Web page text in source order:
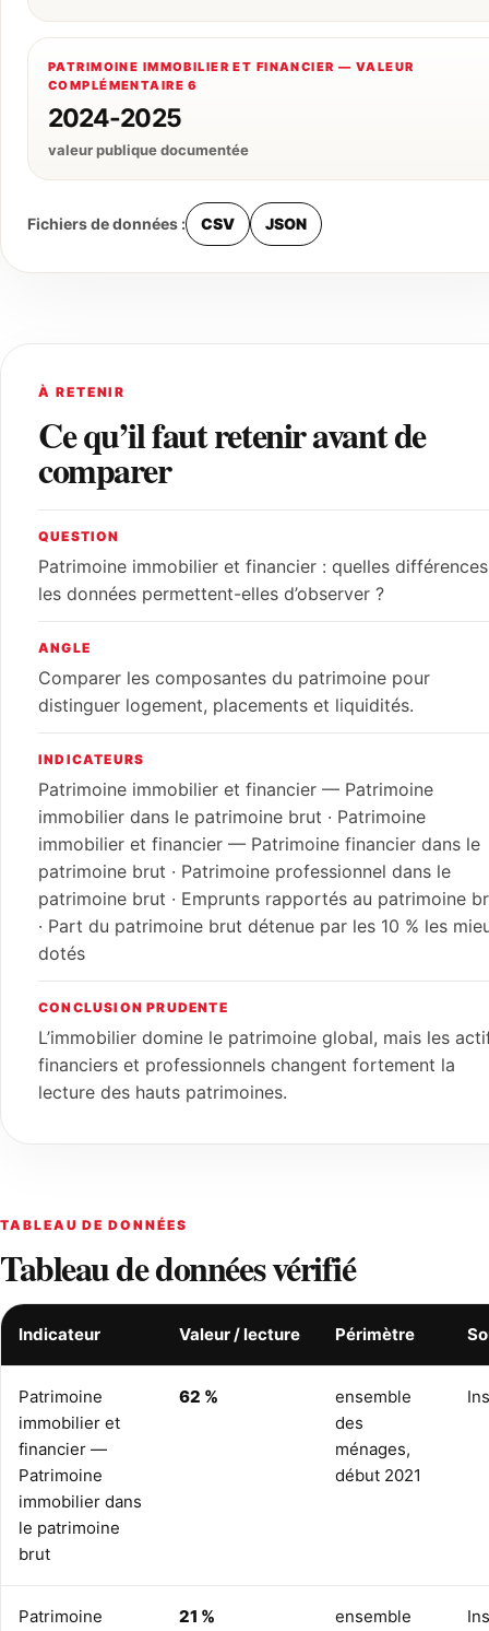
PATRIMOINE IMMOBILIER ET FINANCIER — VALEUR
COMPLÉMENTAIRE 6
2024-2025
valeur publique documentée
Fichiers de données : CSV JSON
À RETENIR
Ce qu’il faut retenir avant de
comparer
QUESTION
Patrimoine immobilier et financier : quelles différences
les données permettent-elles d’observer ?
ANGLE
Comparer les composantes du patrimoine pour
distinguer logement, placements et liquidités.
INDICATEURS
Patrimoine immobilier et financier — Patrimoine
immobilier dans le patrimoine brut · Patrimoine
immobilier et financier — Patrimoine financier dans le
patrimoine brut · Patrimoine professionnel dans le
patrimoine brut · Emprunts rapportés au patrimoine
· Part du patrimoine brut détenue par les 10 % les
dotés
CONCLUSION PRUDENTE
L’immobilier domine le patrimoine global, mais les
financiers et professionnels changent fortement la
lecture des hauts patrimoines.
TABLEAU DE DONNÉES
Tableau de données vérifié
Indicateur Valeur / lecture Périmètre
Patrimoine
immobilier et
financier —
Patrimoine
immobilier dans
le patrimoine
brut
62 %
ensemble
des
ménages,
début 2021
Patrimoine
21 %
ensemble